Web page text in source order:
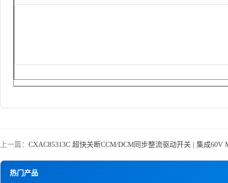
热门产品
上一篇： CXAC85313C 超快关断CCM/DCM同步整流驱动开关 | 集成60V